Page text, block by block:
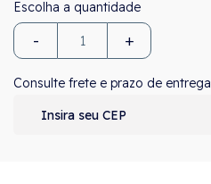
- +
Consulte frete e prazo de entrega